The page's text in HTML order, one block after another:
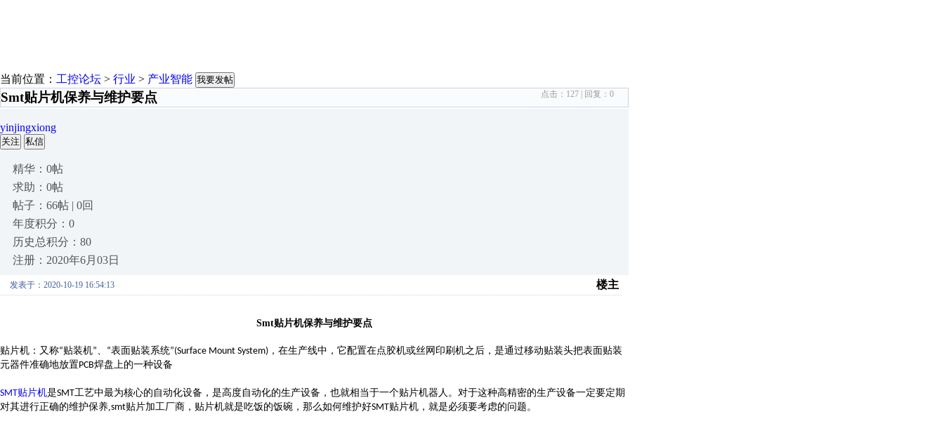
当前位置： 工控论坛 > 行业 > 产业智能 我要发帖
Smt贴片机保养与维护要点 点击： 127 | 回复： 0
yinjingxiong
关注 私信
精华：0帖
求助：0帖
帖子：66帖 | 0回
年度积分：0
历史总积分：80
注册：2020年6月03日
发表于：2020-10-19 16:54:13 楼主
Smt贴片机保养与维护要点
贴片机：又称“贴装机”、 “表面贴装系统”(Surface Mount System) ，在生产线中，它配置在点胶机或丝网印刷机之后，是通过移动贴装头把表面贴装
元器件准确地放置PCB焊盘上的一种设备
SMT贴片机是SMT工艺中最为核心的自动化设备，是高度自动化的生产设备，也就相当于一个贴片机器人。对于这种高精密的生产设备一定要定期
对其进行正确的维护保养,smt贴片加工厂商，贴片机就是吃饭的饭碗，那么如何维护好SMT贴片机，就是必须要考虑的问题。